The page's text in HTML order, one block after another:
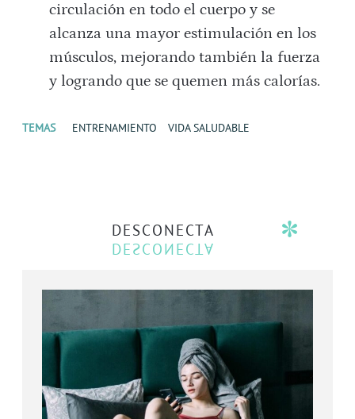
circulación en todo el cuerpo y se
alcanza una mayor estimulación en los
músculos, mejorando también la fuerza
y logrando que se quemen más calorías.
TEMAS ENTRENAMIENTO VIDA SALUDABLE
DESCONECTA